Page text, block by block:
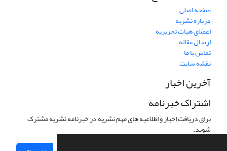
صفحه اصلی
درباره نشریه
اعضای هیات تحریریه
ارسال مقاله
تماس با ما
نقشه سایت
آخرین اخبار
اشتراک خبرنامه
برای دریافت اخبار و اطلاعیه های مهم نشریه در خبرنامه نشریه مشترک
شوید.